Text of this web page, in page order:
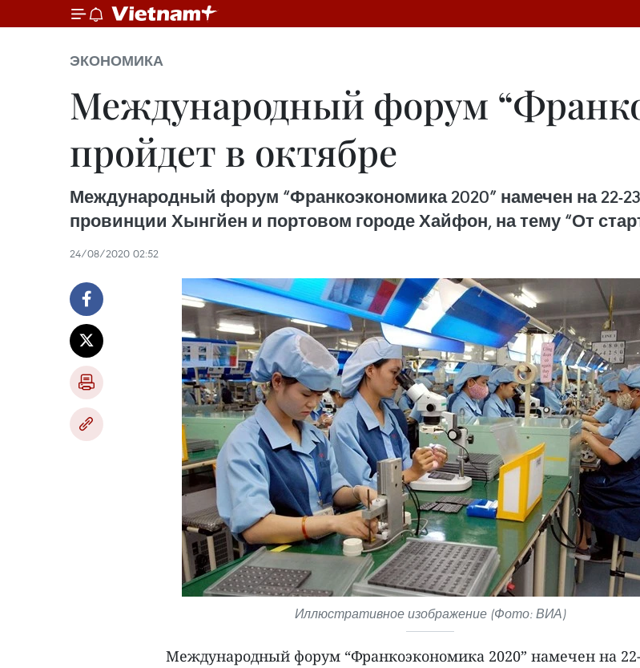
ЭКОНОМИКА
Международный форум
пройдет в октябре
Международный форум “Франкоэкономика 2020” намечен на 22-
провинции Хынгйен и портовом городе Хайфон, на тему “От
24/08/2020 02:52
Иллюстративное изображение (Фото: ВИА)
Международный форум “Франкоэкономика 2020” намечен на